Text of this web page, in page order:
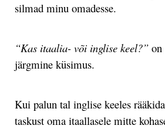
silmad minu omadesse.
“Kas itaalia- või inglise keel?”on
järgmine küsimus.
Kui palun tal inglise keeles
taskust oma itaallasele mitte